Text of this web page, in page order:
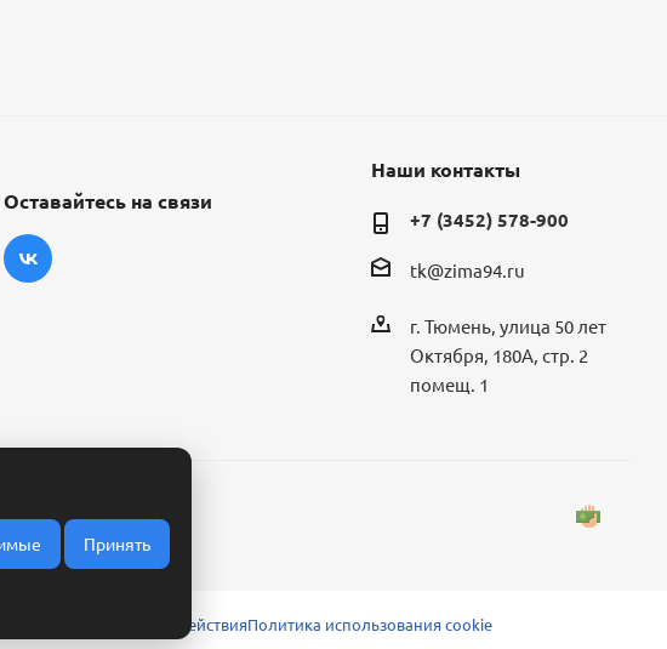
Оставайтесь на связи
Наши контакты
+7 (3452) 578-900
tk@zima94.ru
г. Тюмень, улица 50 лет
Октября, 180А, стр. 2
помещ. 1
заявки и взаимодействияПолитика использования cookie
Принять